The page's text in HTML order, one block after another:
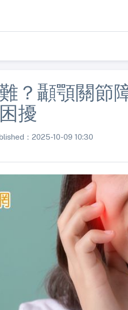
？顳顎關
擾
：2025-10-09 10:30